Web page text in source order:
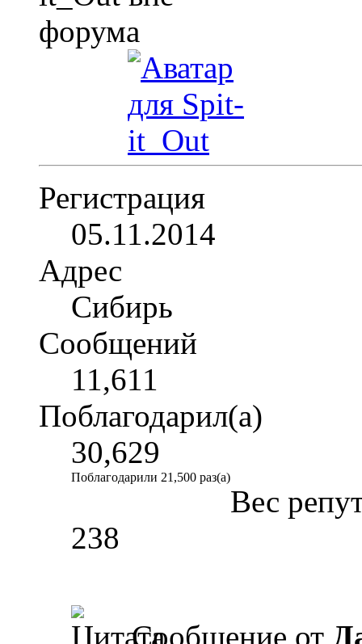
Регистрация
05.11.2014
Адрес
Сибирь
Сообщений
11,611
Поблагодарил(а)
30,629
Поблагодарили 21,500 раз(а)
Вес
238
Сообщение от